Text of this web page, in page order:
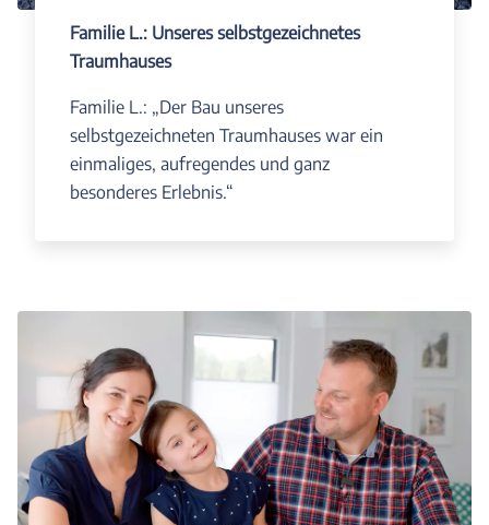
Familie L.: Unseres selbstgezeichnetes
Traumhauses
Familie L.: „Der Bau unseres
selbstgezeichneten Traumhauses war ein
einmaliges, aufregendes und ganz
besonderes Erlebnis.“